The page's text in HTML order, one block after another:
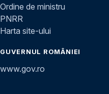
Ordine de ministru
PNRR
Harta site-ului
GUVERNUL ROMÂNIEI
www.gov.ro